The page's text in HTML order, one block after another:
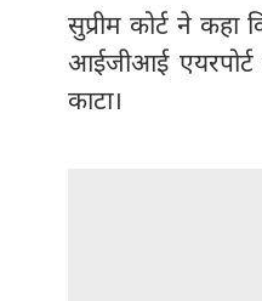
सुप्रीम कोर्ट ने
आईजीआई एयरपोर्ट
काटा।